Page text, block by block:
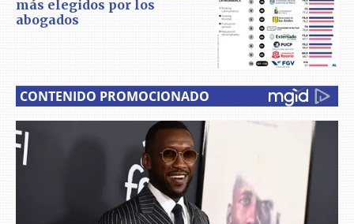
más elegidos por los
abogados